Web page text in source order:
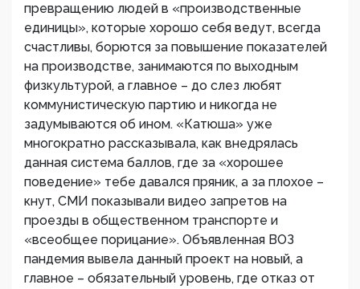
превращению людей в «производственные
единицы», которые хорошо себя ведут, всегда
счастливы, борются за повышение показателей
на производстве, занимаются по выходным
физкультурой, а главное – до слез любят
коммунистическую партию и никогда не
задумываются об ином. «Катюша» уже
многократно рассказывала, как внедрялась
данная система баллов, где за «хорошее
поведение» тебе давался пряник, а за плохое –
кнут, СМИ показывали видео запретов на
проезды в общественном транспорте и
«всеобщее порицание». Объявленная ВОЗ
пандемия вывела данный проект на новый, а
главное – обязательный уровень, где отказ от